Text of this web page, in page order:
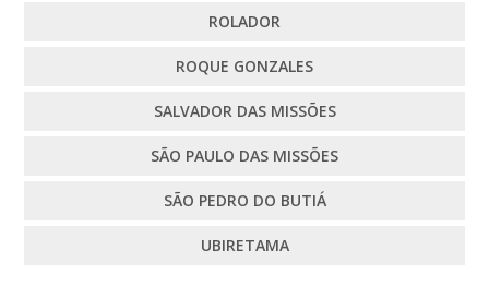
ROLADOR
ROQUE GONZALES
SALVADOR DAS MISSÕES
SÃO PAULO DAS MISSÕES
SÃO PEDRO DO BUTIÁ
UBIRETAMA